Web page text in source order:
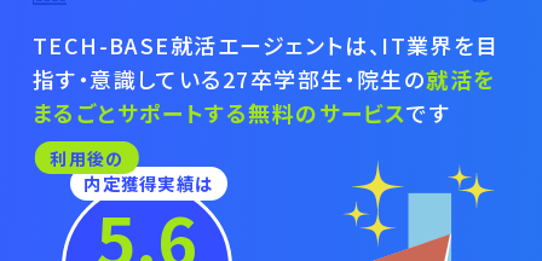
TECH-BASE就活エージェントは、IT業界を目
指す・意識している27卒学部生・院生の就活を
まるごとサポートする無料のサービスです
利用後の
内定獲得実績は
5.6